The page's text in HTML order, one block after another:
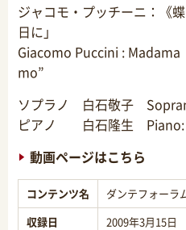
ジャコモ・プッチーニ：《
日に」
Giacomo Puccini :
mo”
ソプラノ 白石敬子
ピアノ 白石隆生 Piano:
動画ページはこちら
コンテンツ名
ダンテフォーラ
収録日
2009年3月15日